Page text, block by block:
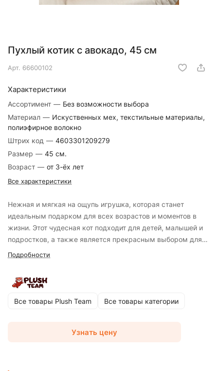
Пухлый котик с авокадо, 45 см
Арт. 66600102
Характеристики
Ассортимент — Без возможности выбора
Материал — Искуственных мех, текстильные материалы,
полиэфирное волокно
Штрих код — 4603301209279
Размер — 45 см.
Возраст — от 3-ёх лет
Все характеристики
Нежная и мягкая на ощупь игрушка, которая станет
идеальным подарком для всех возрастов и моментов в
жизни. Этот чудесная кот подходит для детей, малышей и
подростков, а также является прекрасным выбором для
сюрприза близкому человеку. Он изготовлен из очень
приятное тактильное восприятие и антистрессовый эффект
при прикосновении. Мягкая игрушка - это жест заботы и
Подробности
Все товары Plush Team Все товары категории
Узнать цену